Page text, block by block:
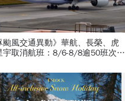
颱風交通異動》華航、長榮、虎
宇取消航班：8/6-8/8逾50班次停